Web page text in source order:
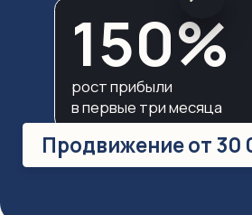
150%
рост прибыли
в первые три месяца
Продвижение от 30